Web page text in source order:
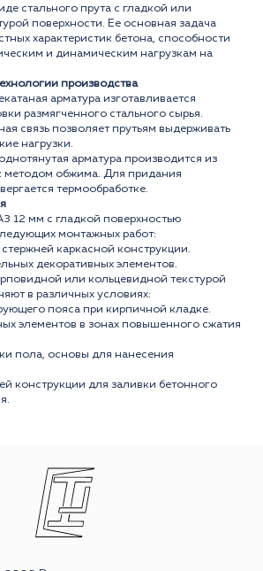
стального прута с гладкой или
поверхности. Ее основная задача
характеристик бетона, способности
и динамическим нагрузкам на
производства
арматура изготавливается
размягченного стального сырья.
связь позволяет прутьям выдерживать
нагрузки.
арматура производится из
методом обжима. Для придания
термообработке.
12 мм с гладкой поверхностью
монтажных работ:
стержней каркасной конструкции.
декоративных элементов.
или кольцевидной текстурой
в различных условиях:
пояса при кирпичной кладке.
элементов в зонах повышенного сжатия
пола, основы для нанесения
конструкции для заливки бетонного